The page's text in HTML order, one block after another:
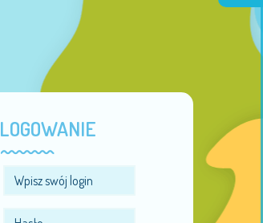
LOGOWANIE